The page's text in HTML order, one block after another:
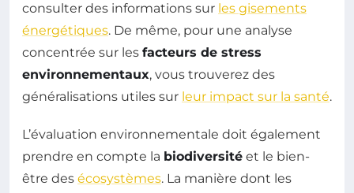
consulter des informations sur les gisements
énergétiques. De même, pour une analyse
concentrée sur les facteurs de stress
environnementaux, vous trouverez des
généralisations utiles sur leur impact sur la santé.
L’évaluation environnementale doit également
prendre en compte la biodiversité et le bien-
être des écosystèmes. La manière dont les